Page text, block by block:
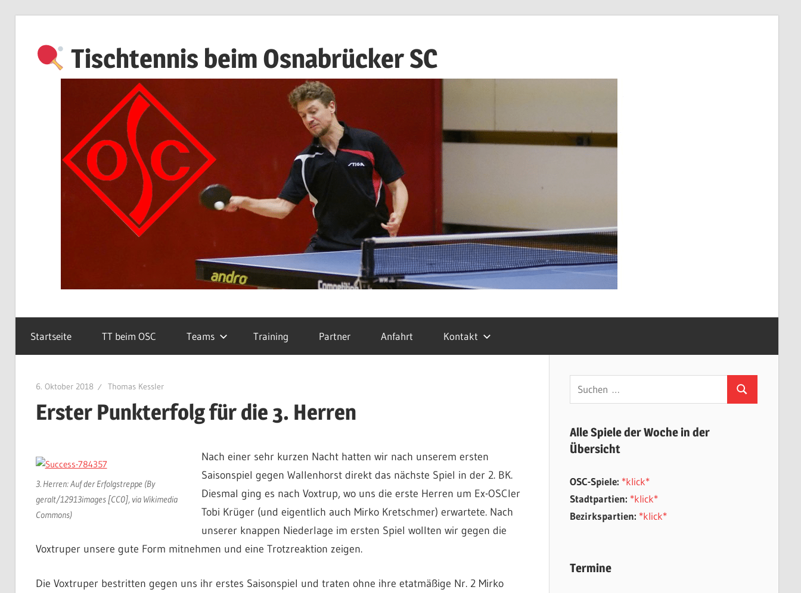
springen
Tischtennis beim Osnabrücker SC
Startseite TT beim OSC Teams Training Partner Anfahrt Kontakt
6. Oktober 2018 Thomas Kessler
Erster Punkterfolg für die 3. Herren
3. Herren: Auf der Erfolgstreppe (By
geralt/12913images [CC0], via Wikimedia
Commons)
Nach einer sehr kurzen Nacht hatten wir nach unserem ersten
Saisonspiel gegen Wallenhorst direkt das nächste Spiel in der 2. BK.
Diesmal ging es nach Voxtrup, wo uns die erste Herren um Ex-OSCler
Tobi Krüger (und eigentlich auch Mirko Kretschmer) erwartete. Nach
unserer knappen Niederlage im ersten Spiel wollten wir gegen die
Voxtruper unsere gute Form mitnehmen und eine Trotzreaktion zeigen.
Die Voxtruper bestritten gegen uns ihr erstes Saisonspiel und traten ohne ihre etatmäßige Nr. 2 Mirko
Suchen
nach:
Suchen
Alle Spiele der Woche in der
Übersicht
OSC-Spiele: *klick*
Stadtpartien: *klick*
Bezirkspartien: *klick*
Termine